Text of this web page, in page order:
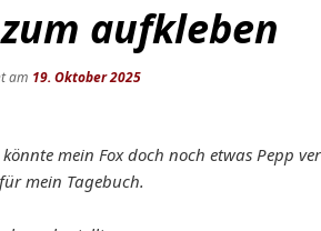
aufkleben
am 19. Oktober 2025
mein Fox doch noch etwas Pepp
mein Tagebuch.